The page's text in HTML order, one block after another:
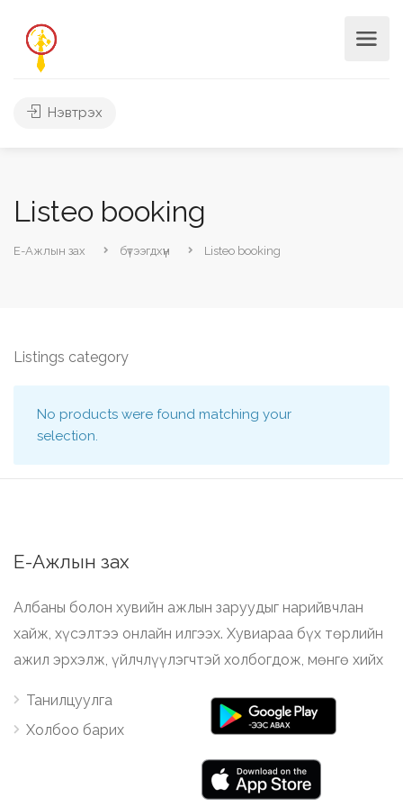
Нэвтрэх
Listeo booking
Е-Ажлын зах бүтээгдхүүн Listeo booking
Listings category
No products were found matching your
selection.
Е-Ажлын зах
Албаны болон хувийн ажлын заруудыг нарийвчлан
хайж, хүсэлтээ онлайн илгээх. Хувиараа бүх төрлийн
ажил эрхэлж, үйлчлүүлэгчтэй холбогдож, мөнгө хийх
Танилцуулга
Холбоо барих